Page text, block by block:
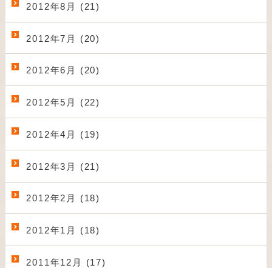
2012年8月 (21)
2012年7月 (20)
2012年6月 (20)
2012年5月 (22)
2012年4月 (19)
2012年3月 (21)
2012年2月 (18)
2012年1月 (18)
2011年12月 (17)